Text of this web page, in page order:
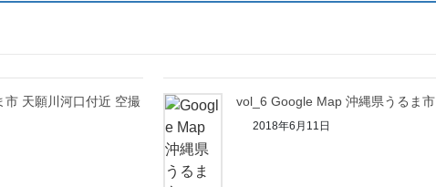
市 天願川河口付近 空撮 vol_6 Google Map 沖縄県うるま市
2018年6月11日